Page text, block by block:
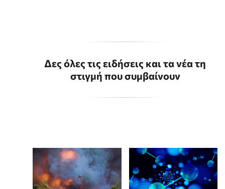
Δες όλες τις ειδήσεις και τα νέα τη
στιγμή που συμβαίνουν